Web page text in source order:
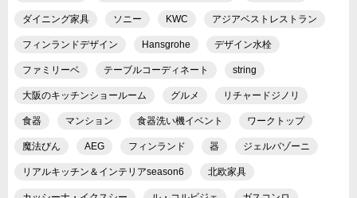
ダイニング家具 ソニー KWC アジアベストレストラン
フィンランドデザイン Hansgrohe デザイン水栓
ファミリーベ テーブルコーディネート string
大阪のキッチンショールーム グルメ リチャードジノリ
食器 マンション 食器洗い機イベント ワークトップ
魔法びん AEG フィンランド 器 ジェルバゾーニ
リアルキッチン＆インテリアseason6 北欧家具